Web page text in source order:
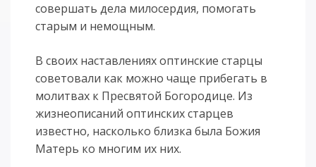
совершать дела милосердия, помогать
старым и немощным.
В своих наставлениях оптинские старцы
советовали как можно чаще прибегать в
молитвах к Пресвятой Богородице. Из
жизнеописаний оптинских старцев
известно, насколько близка была Божия
Матерь ко многим их них.